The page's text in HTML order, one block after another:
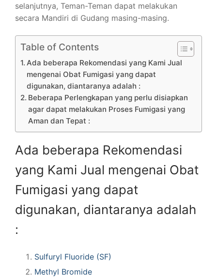
selanjutnya, Teman-Teman dapat melakukan
secara Mandiri di Gudang masing-masing.
Table of Contents
Ada beberapa Rekomendasi yang Kami Jual
mengenai Obat Fumigasi yang dapat
digunakan, diantaranya adalah :
Beberapa Perlengkapan yang perlu disiapkan
agar dapat melakukan Proses Fumigasi yang
Aman dan Tepat :
Ada beberapa Rekomendasi
yang Kami Jual mengenai Obat
Fumigasi yang dapat
digunakan, diantaranya adalah
:
Sulfuryl Fluoride (SF)
Methyl Bromide